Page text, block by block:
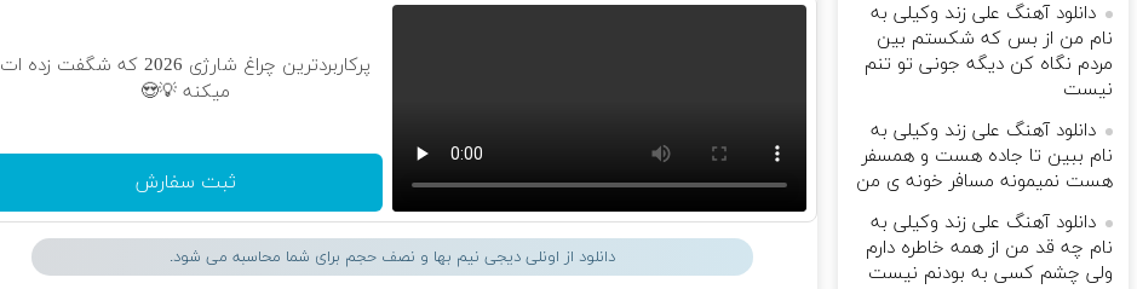
پرکاربردترین چراغ شارژی 2026 که شگفت زده ات
میکنه 💡😍
ثبت سفارش
دانلود از اونلی دیجی نیم بها و نصف حجم برای شما محاسبه می شود.
دانلود آهنگ علی زند وکیلی به
نام من از بس كه شكستم بین
مردم نگاه كن دیگه جونى تو تنم
نیست
دانلود آهنگ علی زند وکیلی به
نام ببین تا جاده هست و همسفر
هست نمیمونه مسافر خونه ی من
دانلود آهنگ علی زند وکیلی به
نام چه قد من از همه خاطره دارم
ولی چشم كسی به بودنم نیست